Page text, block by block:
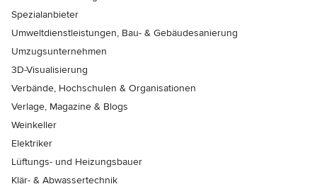
Spezialanbieter
Umweltdienstleistungen, Bau- & Gebäudesanierung
Umzugsunternehmen
3D-Visualisierung
Verbände, Hochschulen & Organisationen
Verlage, Magazine & Blogs
Weinkeller
Elektriker
Lüftungs- und Heizungsbauer
Klär- & Abwassertechnik